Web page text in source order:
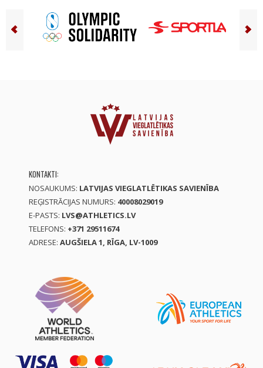
KONTAKTI:
NOSAUKUMS: LATVIJAS VIEGLATLĒTIKAS SAVIENĪBA
REĢISTRĀCIJAS NUMURS: 40008029019
E-PASTS: LVS@ATHLETICS.LV
TELEFONS: +371 29511674
ADRESE: AUGŠIELA 1, RĪGA, LV-1009